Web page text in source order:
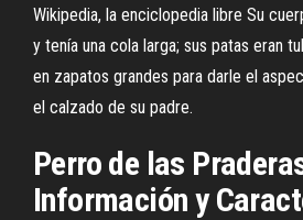
Wikipedia, la enciclopedia libre Su
y tenía una cola larga; sus patas eran
en zapatos grandes para darle el
el calzado de su padre.
Perro delas
Información y